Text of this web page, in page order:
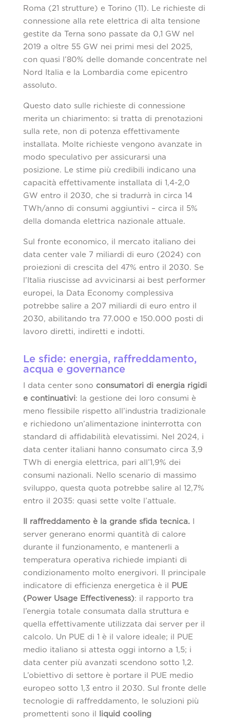
Roma (21 strutture) e Torino (11). Le richieste di
connessione alla rete elettrica di alta tensione
gestite da Terna sono passate da 0,1 GW nel
2019 a oltre 55 GW nei primi mesi del 2025,
con quasi l’80% delle domande concentrate nel
Nord Italia e la Lombardia come epicentro
assoluto.
Questo dato sulle richieste di connessione
merita un chiarimento: si tratta di prenotazioni
sulla rete, non di potenza effettivamente
installata. Molte richieste vengono avanzate in
modo speculativo per assicurarsi una
posizione. Le stime più credibili indicano una
capacità effettivamente installata di 1,4-2,0
GW entro il 2030, che si tradurrà in circa 14
TWh/anno di consumi aggiuntivi – circa il 5%
della domanda elettrica nazionale attuale.
Sul fronte economico, il mercato italiano dei
data center vale 7 miliardi di euro (2024) con
proiezioni di crescita del 47% entro il 2030. Se
l’Italia riuscisse ad avvicinarsi ai best performer
europei, la Data Economy complessiva
potrebbe salire a 207 miliardi di euro entro il
2030, abilitando tra 77.000 e 150.000 posti di
lavoro diretti, indiretti e indotti.
Le sfide: energia, raffreddamento,
acqua e governance
I data center sono consumatori di energia rigidi
e continuativi: la gestione dei loro consumi è
meno flessibile rispetto all’industria tradizionale
e richiedono un’alimentazione ininterrotta con
standard di affidabilità elevatissimi. Nel 2024, i
data center italiani hanno consumato circa 3,9
TWh di energia elettrica, pari all’1,9% dei
consumi nazionali. Nello scenario di massimo
sviluppo, questa quota potrebbe salire al 12,7%
entro il 2035: quasi sette volte l’attuale.
Il raffreddamento è la grande sfida tecnica. I
server generano enormi quantità di calore
durante il funzionamento, e mantenerli a
temperatura operativa richiede impianti di
condizionamento molto energivori. Il principale
indicatore di efficienza energetica è il PUE
(Power Usage Effectiveness): il rapporto tra
l’energia totale consumata dalla struttura e
quella effettivamente utilizzata dai server per il
calcolo. Un PUE di 1 è il valore ideale; il PUE
medio italiano si attesta oggi intorno a 1,5; i
data center più avanzati scendono sotto 1,2.
L’obiettivo di settore è portare il PUE medio
europeo sotto 1,3 entro il 2030. Sul fronte delle
tecnologie di raffreddamento, le soluzioni più
promettenti sono il liquid cooling